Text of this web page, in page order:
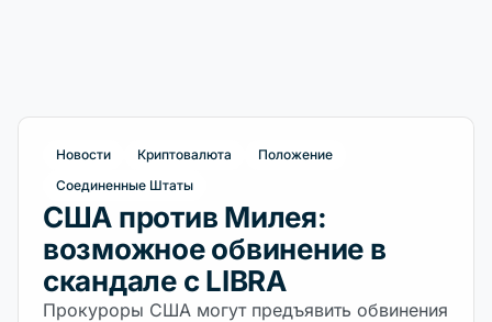
Новости Криптовалюта
Положение
Соединенные Штаты
США против Милея:
возможное обвинение в
скандале с LIBRA
Прокуроры США могут предъявить обвинения